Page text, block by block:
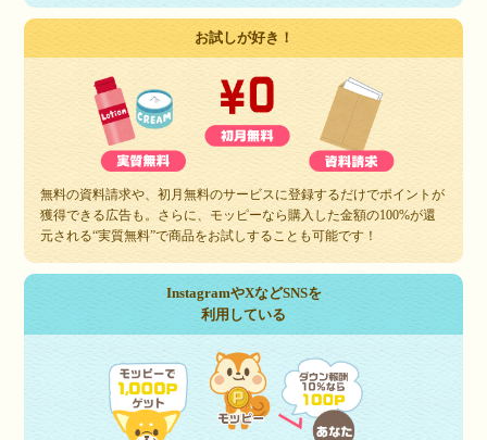
お試しが好き！
無料の資料請求や、初月無料のサービスに登録するだけでポイントが
獲得できる広告も。さらに、モッピーなら購入した金額の100%が還
元される“実質無料”で商品をお試しすることも可能です！
InstagramやXなどSNSを
利用している